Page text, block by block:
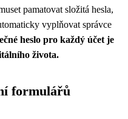
pamatovat složitá hesla,
vyplňovat správce
heslo pro každý účet je
života.
formulářů